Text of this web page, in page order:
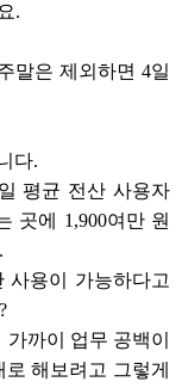
.
말은 제외하면 4일
다.
평균 전산 사용자
곳에 1,900여만 원
사용이 가능하다고
까이 업무 공백이
해보려고 그렇게